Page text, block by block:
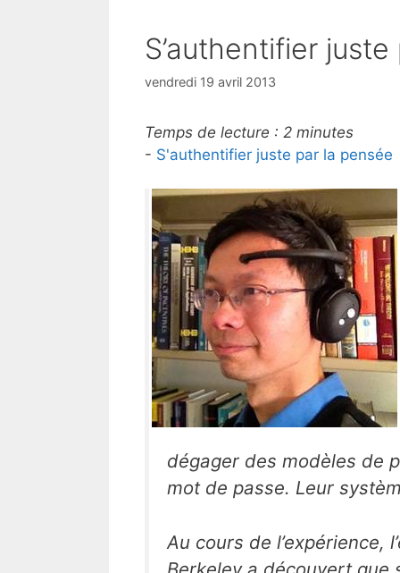
S’authentifier
vendredi 19 avril 2013
Temps de lecture : 2 minutes
- S'authentifier juste par la pensée
dégager des modèles de
mot de passe. Leur
Au cours de l’expérience,